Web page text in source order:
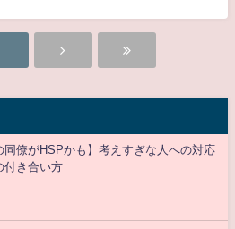
同僚がHSPかも】考えすぎな人への対応
付き合い方